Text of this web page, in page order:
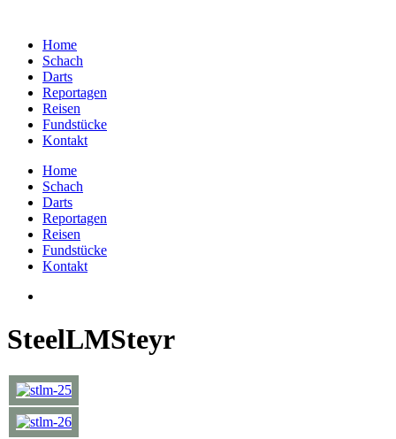
Home
Schach
Darts
Reportagen
Reisen
Fundstücke
Kontakt
Home
Schach
Darts
Reportagen
Reisen
Fundstücke
Kontakt
SteelLMSteyr